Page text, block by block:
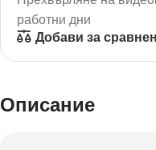
работни дни
Добави за
Описание